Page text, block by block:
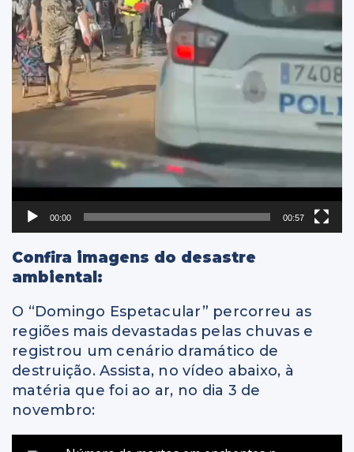
00:00 00:57
Confira imagens do desastre
ambiental:
O “Domingo Espetacular” percorreu as
regiões mais devastadas pelas chuvas e
registrou um cenário dramático de
destruição. Assista, no vídeo abaixo, à
matéria que foi ao ar, no dia 3 de
novembro: